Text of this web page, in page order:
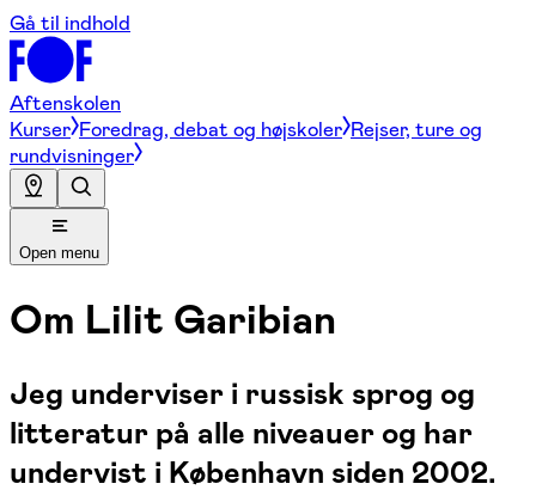
Gå til indhold
Aftenskolen
Kurser Foredrag, debat og højskoler Rejser, ture og
rundvisninger
Open menu
Om Lilit Garibian
Jeg underviser i russisk sprog og
litteratur på alle niveauer og har
undervist i København siden 2002.